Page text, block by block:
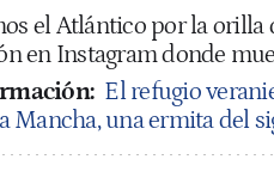
el Atlántico por la orilla
en Instagram donde
El refugio
Mancha, una ermita del